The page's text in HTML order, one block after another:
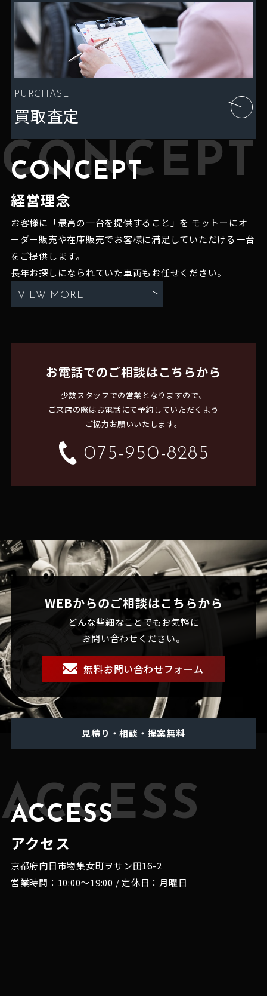
PURCHASE
買取査定
CONCEPT
CONCEPT
経営理念
お客様に「最高の一台を提供すること」を モットーにオ
ーダー販売や在庫販売でお客様に満足していただける一台
をご提供します。
長年お探しになられていた車両もお任せください。
VIEW MORE
お電話でのご相談はこちらから
少数スタッフでの営業となりますので、
ご来店の際はお電話にて予約していただくよう
ご協力お願いいたします。
075-950-8285
WEBからのご相談はこちらから
どんな些細なことでもお気軽に
お問い合わせください。
無料お問い合わせフォーム
見積り・相談・提案無料
ACCESS
ACCESS
アクセス
京都府向日市物集女町ヲサン田16-2
営業時間：10:00～19:00 / 定休日：月曜日